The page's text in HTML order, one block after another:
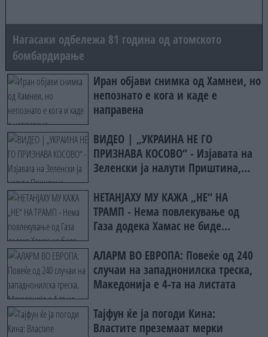
Нагасаки одбележа 81 година од атомското
бомбардирање
Иран објави снимка од Хамнеи, но
непознато е кога и каде е
направена
ВИДЕО | „УКРАИНА НЕ ГО
ПРИЗНАВА КОСОВО“ - Изјавата на
Зеленски ја налути Приштина,
НЕТАНЈАХУ МУ КАЖА „НЕ“ НА
ТРАМП - Нема повлекување од
Газа додека Хамас не биде
АЛАРМ ВО ЕВРОПА: Повеќе од 240
случаи на западнонилска треска,
Македонија е 4-та на листата
Тајфун ќе ја погоди Кина:
Властите преземаат мерки